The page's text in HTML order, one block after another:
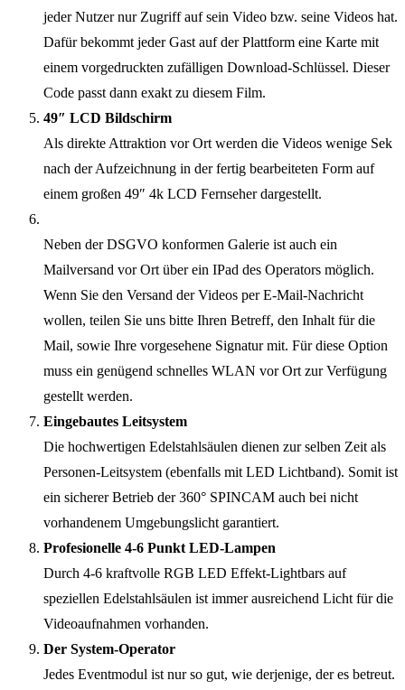
jeder Nutzer nur Zugriff auf sein Video bzw. seine Videos hat.
Dafür bekommt jeder Gast auf der Plattform eine Karte mit
einem vorgedruckten zufälligen Download-Schlüssel. Dieser
Code passt dann exakt zu diesem Film.
49″ LCD Bildschirm
Als direkte Attraktion vor Ort werden die Videos wenige Sek
nach der Aufzeichnung in der fertig bearbeiteten Form auf
einem großen 49″ 4k LCD Fernseher dargestellt.
Neben der DSGVO konformen Galerie ist auch ein
Mailversand vor Ort über ein IPad des Operators möglich.
Wenn Sie den Versand der Videos per E-Mail-Nachricht
wollen, teilen Sie uns bitte Ihren Betreff, den Inhalt für die
Mail, sowie Ihre vorgesehene Signatur mit. Für diese Option
muss ein genügend schnelles WLAN vor Ort zur Verfügung
gestellt werden.
Eingebautes Leitsystem
Die hochwertigen Edelstahlsäulen dienen zur selben Zeit als
Personen-Leitsystem (ebenfalls mit LED Lichtband). Somit ist
ein sicherer Betrieb der 360° SPINCAM auch bei nicht
vorhandenem Umgebungslicht garantiert.
Profesionelle 4-6 Punkt LED-Lampen
Durch 4-6 kraftvolle RGB LED Effekt-Lightbars auf
speziellen Edelstahlsäulen ist immer ausreichend Licht für die
Videoaufnahmen vorhanden.
Der System-Operator
Jedes Eventmodul ist nur so gut, wie derjenige, der es betreut.